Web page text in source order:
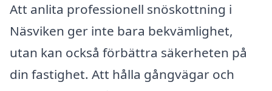
Att anlita professionell snöskottning i
Näsviken ger inte bara bekvämlighet,
utan kan också förbättra säkerheten på
din fastighet. Att hålla gångvägar och